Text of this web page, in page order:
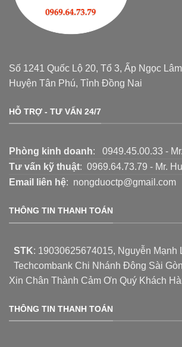
Số 1241 Quốc Lộ 20, Tổ 3, Ấp Ngọc
Huyện Tân Phú, Tỉnh Đồng Nai
HỖ TRỢ - TƯ VẤN 24/7
Phòng kinh doanh: 0949.45.00.33 -
Tư vấn kỹ thuật: 0969.64.73.79 - Mr.
Email liên hệ: nongduoctp@gmail.com
THÔNG TIN THANH TOÁN
STK: 19030625674015, Nguyễn Mạnh
Techcombank Chi Nhánh Đông Sài
Xin Chân Thành Cảm Ơn Quý Khách
THÔNG TIN THANH TOÁN